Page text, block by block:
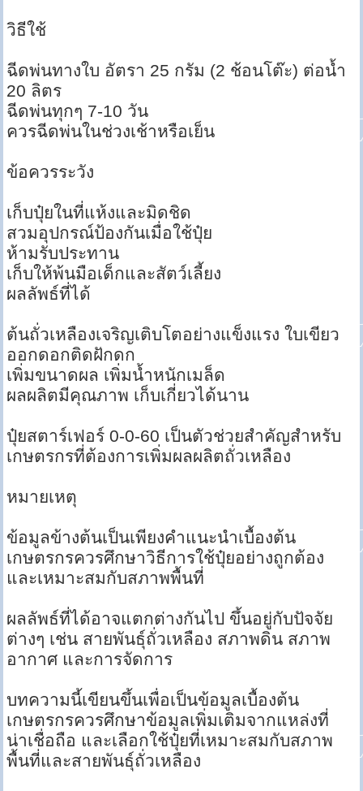
วิธีใช้
ฉีดพ่นทางใบ อัตรา 25 กรัม (2 ช้อนโต๊ะ) ต่อน้ำ
20 ลิตร
ฉีดพ่นทุกๆ 7-10 วัน
ควรฉีดพ่นในช่วงเช้าหรือเย็น
ข้อควรระวัง
เก็บปุ๋ยในที่แห้งและมิดชิด
สวมอุปกรณ์ป้องกันเมื่อใช้ปุ๋ย
ห้ามรับประทาน
เก็บให้พ้นมือเด็กและสัตว์เลี้ยง
ผลลัพธ์ที่ได้
ต้นถั่วเหลืองเจริญเติบโตอย่างแข็งแรง ใบเขียว
ออกดอกติดฝักดก
เพิ่มขนาดผล เพิ่มน้ำหนักเมล็ด
ผลผลิตมีคุณภาพ เก็บเกี่ยวได้นาน
ปุ๋ยสตาร์เฟอร์ 0-0-60 เป็นตัวช่วยสำคัญสำหรับ
เกษตรกรที่ต้องการเพิ่มผลผลิตถั่วเหลือง
หมายเหตุ
ข้อมูลข้างต้นเป็นเพียงคำแนะนำเบื้องต้น
เกษตรกรควรศึกษาวิธีการใช้ปุ๋ยอย่างถูกต้อง
และเหมาะสมกับสภาพพื้นที่
ผลลัพธ์ที่ได้อาจแตกต่างกันไป ขึ้นอยู่กับปัจจัย
ต่างๆ เช่น สายพันธุ์ถั่วเหลือง สภาพดิน สภาพ
อากาศ และการจัดการ
บทความนี้เขียนขึ้นเพื่อเป็นข้อมูลเบื้องต้น
เกษตรกรควรศึกษาข้อมูลเพิ่มเติมจากแหล่งที่
น่าเชื่อถือ และเลือกใช้ปุ๋ยที่เหมาะสมกับสภาพ
พื้นที่และสายพันธุ์ถั่วเหลือง